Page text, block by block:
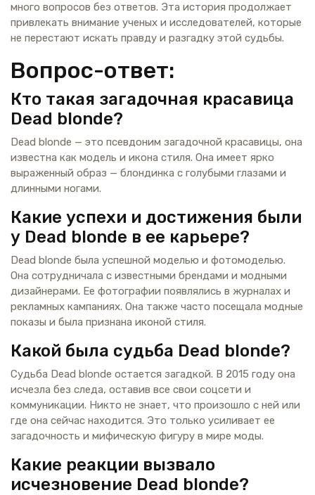
много вопросов без ответов. Эта история продолжает
привлекать внимание ученых и исследователей, которые
не перестают искать правду и разгадку этой судьбы.
Вопрос-ответ:
Кто такая загадочная красавица
Dead blonde?
Dead blonde — это псевдоним загадочной красавицы, она
известна как модель и икона стиля. Она имеет ярко
выраженный образ — блондинка с голубыми глазами и
длинными ногами.
Какие успехи и достижения были
у Dead blonde в ее карьере?
Dead blonde была успешной моделью и фотомоделью.
Она сотрудничала с известными брендами и модными
дизайнерами. Ее фотографии появлялись в журналах и
рекламных кампаниях. Она также часто посещала модные
показы и была признана иконой стиля.
Какой была судьба Dead blonde?
Судьба Dead blonde остается загадкой. В 2015 году она
исчезла без следа, оставив все свои соцсети и
коммуникации. Никто не знает, что произошло с ней или
где она сейчас находится. Это только усиливает ее
загадочность и мифическую фигуру в мире моды.
Какие реакции вызвало
исчезновение Dead blonde?